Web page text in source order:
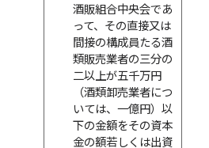
酒販組合中央会であ
って、その直接又は
間接の構成員たる酒
類販売業者の三分の
二以上が五千万円
（酒類卸売業者につ
いては、一億円）以
下の金額をその資本
金の額若しくは出資